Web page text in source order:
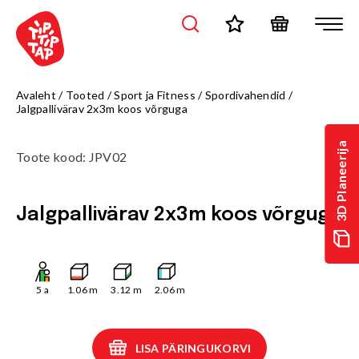
3D Planeerija
Avaleht / Tooted /Sport ja Fitness /Spordivahendid /
Jalgpallivärav 2x3m koos võrguga
Toote kood: JPV02
Jalgpallivärav 2x3m koos võrguga
5 a 1.06m 3.12 m 2.06m
LISA PÄRINGUKORVI